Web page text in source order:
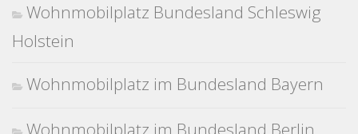
Wohnmobilplatz Bundesland Schleswig
Holstein
Wohnmobilplatz im Bundesland Bayern
Wohnmobilplatz im Bundesland Berlin